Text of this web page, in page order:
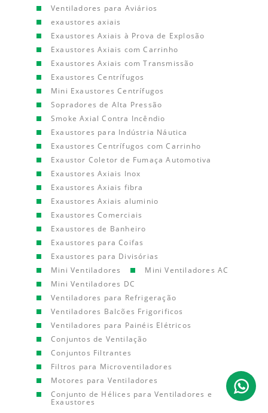
Ventiladores para Aviários
exaustores axiais
Exaustores Axiais à Prova de Explosão
Exaustores Axiais com Carrinho
Exaustores Axiais com Transmissão
Exaustores Centrífugos
Mini Exaustores Centrífugos
Sopradores de Alta Pressão
Smoke Axial Contra Incêndio
Exaustores para Indústria Náutica
Exaustores Centrífugos com Carrinho
Exaustor Coletor de Fumaça Automotiva
Exaustores Axiais Inox
Exaustores Axiais fibra
Exaustores Axiais aluminio
Exaustores Comerciais
Exaustores de Banheiro
Exaustores para Coifas
Exaustores para Divisórias
Mini Ventiladores
Mini Ventiladores AC
Mini Ventiladores DC
Ventiladores para Refrigeração
Ventiladores Balcões Frigorificos
Ventiladores para Painéis Elétricos
Conjuntos de Ventilação
Conjuntos Filtrantes
Filtros para Microventiladores
Motores para Ventiladores
Conjunto de Hélices para Ventiladores e
Exaustores